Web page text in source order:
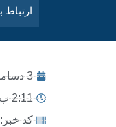
ارتباط
3 دسامبر 2013
2:11 ب.ظ
کد خبر: 10151